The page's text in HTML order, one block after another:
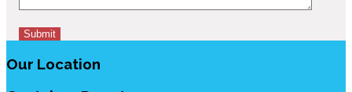
Our Location